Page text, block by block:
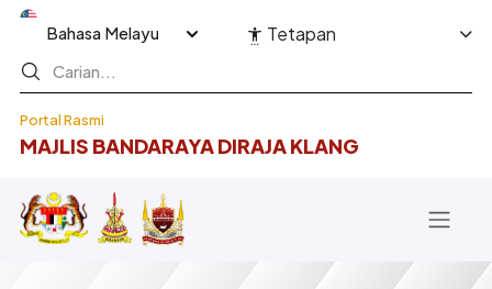
Langkau ke kandungan utama
Portal Rasmi
MAJLIS BANDARAYA DIRAJA KLANG
Select your language Tetapan